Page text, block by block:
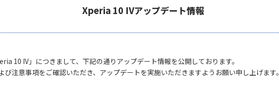
Xperia 10 IVアップデート情報
10 IV」につきまして、下記の通りアップデート情報を公開しております。
び注意事項をご確認いただき、アップデートを実施いただきますようお願い申し上げます。